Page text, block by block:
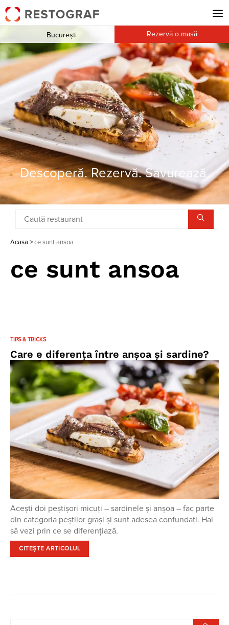
Descoperă. Rezervă. Savurează.
București Rezervă o masă
Acasa >ce sunt ansoa
ce sunt ansoa
TIPS & TRICKS
Care e diferența între anșoa și sardine?
Acești doi peștișori micuți – sardinele și anșoa – fac parte
din categoria peștilor grași și sunt adesea confundați. Hai
să vezi prin ce se diferențiază.
CITEȘTE ARTICOLUL